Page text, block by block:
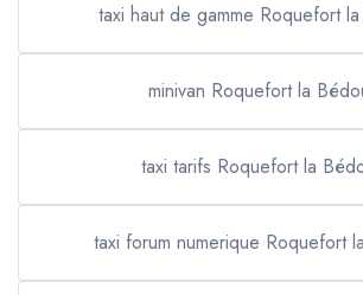
taxi haut de gamme Roquefort
minivan Roquefort la
taxi tarifs Roquefort la
taxi forum numerique Roquefort